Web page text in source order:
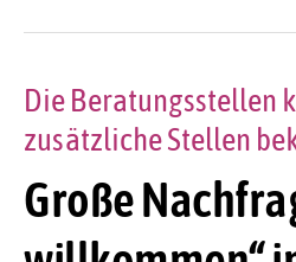
Große
Die Beratungsstellen
zusätzliche Stellen